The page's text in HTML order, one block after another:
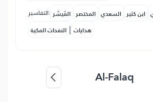
التفاسير: المُيسَّر المختصر السعدي ابن كثير
النفحات المكية | هدايات
Al-Falaq